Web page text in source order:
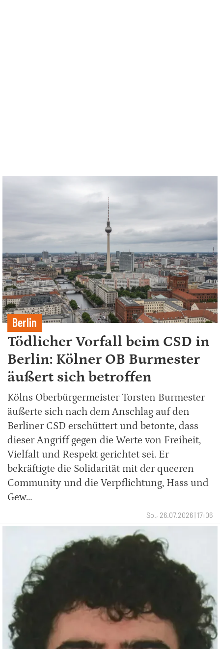
Berlin
Tödlicher Vorfall beim CSD in
Berlin: Kölner OB Burmester
äußert sich betroffen
Kölns Oberbürgermeister Torsten Burmester
äußerte sich nach dem Anschlag auf den
Berliner CSD erschüttert und betonte, dass
dieser Angriff gegen die Werte von Freiheit,
Vielfalt und Respekt gerichtet sei. Er
bekräftigte die Solidarität mit der queeren
Community und die Verpflichtung, Hass und
Gew…
So., 26.07.2026 | 17:06